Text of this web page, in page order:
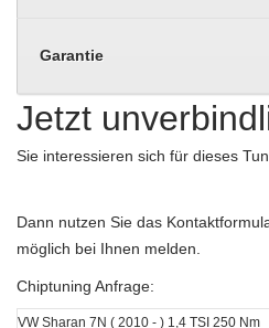
Garantie
Jetzt
Sie interessieren sich für dieses
Dann nutzen Sie das
möglich bei Ihnen melden.
Chiptuning Anfrage: